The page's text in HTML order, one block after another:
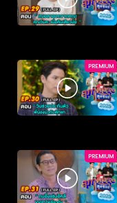
PREMIUM
PREMIUM